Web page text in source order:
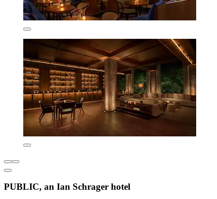
PUBLIC, an Ian Schrager hotel